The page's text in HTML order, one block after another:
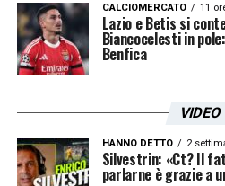
CALCIOMERCATO 11
Lazio e Betis si
Biancocelesti in
Benfica
VIDEO
HANNO DETTO 2
Silvestrin: «Ct? Il
parlarne è grazie a